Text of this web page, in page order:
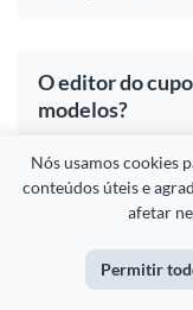
Nós usamos cookies
conteúdos úteis e
afetar
Permitir
O editor do
modelos?
Posso carregar